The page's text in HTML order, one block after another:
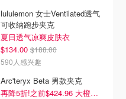
lululemon 女士Ventilated透气
可收纳跑步夹克
夏日透气凉爽皮肤衣
$134.00 $188.00
590人感兴趣
Arc'teryx Beta 男款夹克
再降5折!之前$424.96 大橙子好显白 蹲补